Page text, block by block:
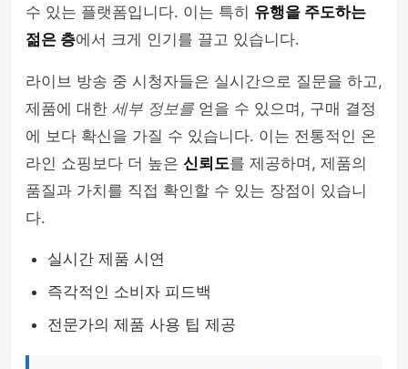
수 있는 플랫폼입니다. 이는 특히 유행을 주도하는
젊은 층에서 크게 인기를 끌고 있습니다.
라이브 방송 중 시청자들은 실시간으로 질문을 하고,
제품에 대한 세부 정보를 얻을 수 있으며, 구매 결정
에 보다 확신을 가질 수 있습니다. 이는 전통적인 온
라인 쇼핑보다 더 높은 신뢰도를 제공하며, 제품의
품질과 가치를 직접 확인할 수 있는 장점이 있습니
다.
실시간 제품 시연
즉각적인 소비자 피드백
전문가의 제품 사용 팁 제공